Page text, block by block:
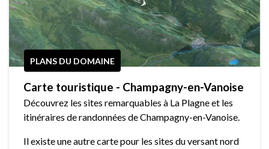
PLANS DU DOMAINE
Carte touristique - Champagny-en-Vanoise
Découvrez les sites remarquables à La Plagne et les
itinéraires de randonnées de Champagny-en-Vanoise.
Il existe une autre carte pour les sites du versant nord